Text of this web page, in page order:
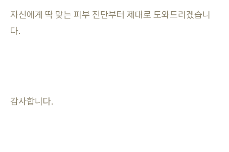
자신에게 딱 맞는 피부 진단부터 제대로 도와드리겠습니
다.
감사합니다.